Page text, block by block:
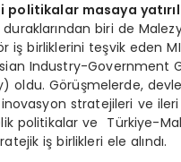
politikalar masaya
biri de
iş birliklerini teşvik eden
Industry-Government
oldu. Görüşmelerde,
stratejileri ve ileri
politikalar ve Türkiye-
iş birlikleri ele alındı.